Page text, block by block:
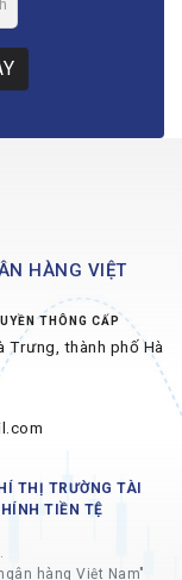
HÀNG VIỆT
THÔNG CẤP
Trưng, thành phố Hà
THỊ TRƯỜNG TÀI
TIỀN TỆ
hàng Việt Nam"